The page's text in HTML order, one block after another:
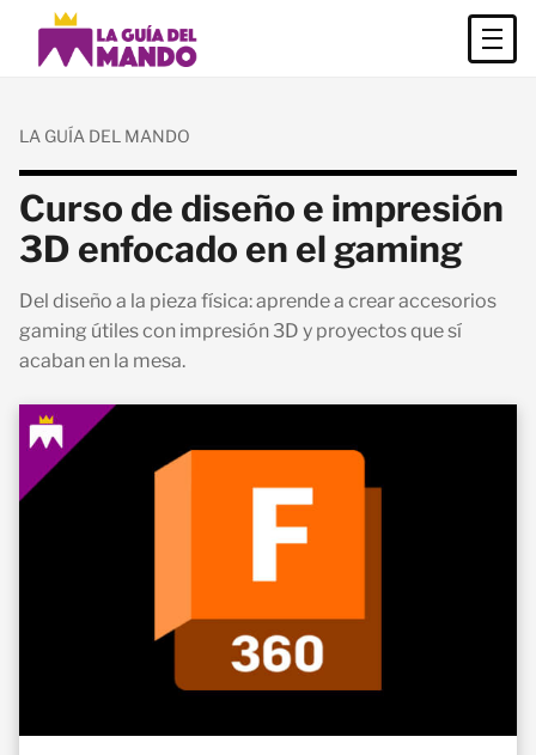
LA GUÍA DEL MANDO
Curso de diseño e impresión
3D enfocado en el gaming
Del diseño a la pieza física: aprende a crear accesorios
gaming útiles con impresión 3D y proyectos que sí
acaban en la mesa.